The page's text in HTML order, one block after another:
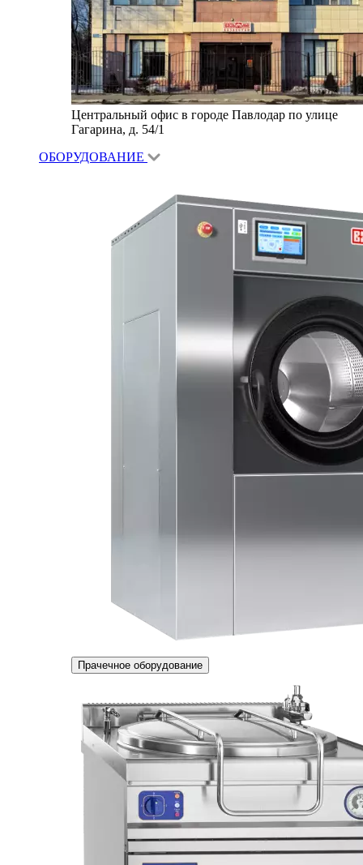
Центральный офис в городе Павлодар по улице
Гагарина, д. 54/1
ОБОРУДОВАНИЕ
Прачечное оборудование